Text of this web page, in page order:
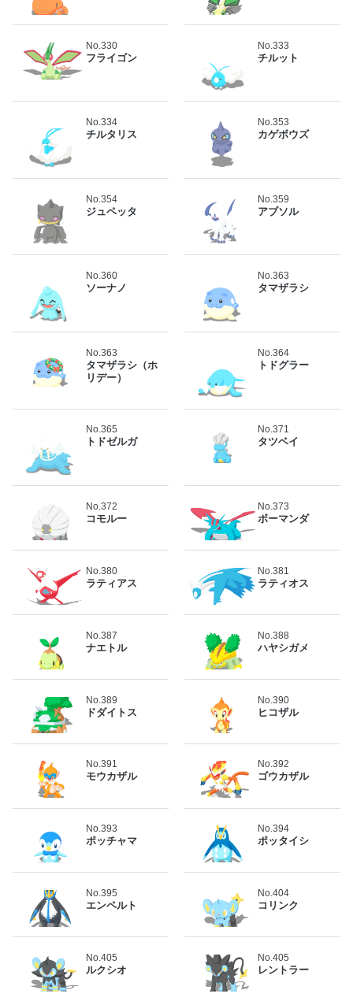
No.330
フライゴン
No.333
チルット
No.334
チルタリス
No.353
カゲボウズ
No.354
ジュペッタ
No.359
アブソル
No.360
ソーナノ
No.363
タマザラシ
No.363
タマザラシ（ホ
リデー）
No.364
トドグラー
No.365
トドゼルガ
No.371
タツベイ
No.372
コモルー
No.373
ボーマンダ
No.380
ラティアス
No.381
ラティオス
No.387
ナエトル
No.388
ハヤシガメ
No.389
ドダイトス
No.390
ヒコザル
No.391
モウカザル
No.392
ゴウカザル
No.393
ポッチャマ
No.394
ポッタイシ
No.395
エンペルト
No.404
コリンク
No.405
ルクシオ
No.405
レントラー